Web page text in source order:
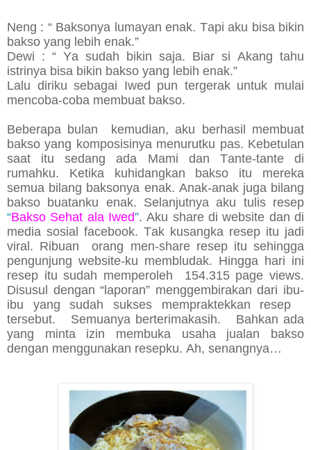
Neng : “ Baksonya lumayan enak. Tapi aku bisa bikin
bakso yang lebih enak.”
Dewi : “ Ya sudah bikin saja. Biar si Akang tahu
istrinya bisa bikin bakso yang lebih enak.”
Lalu diriku sebagai Iwed pun tergerak untuk mulai
mencoba-coba membuat bakso.
Beberapa bulan kemudian, aku berhasil membuat
bakso yang komposisinya menurutku pas. Kebetulan
saat itu sedang ada Mami dan Tante-tante di
rumahku. Ketika kuhidangkan bakso itu mereka
semua bilang baksonya enak. Anak-anak juga bilang
bakso buatanku enak. Selanjutnya aku tulis resep
“Bakso Sehat ala Iwed”. Aku share di website dan di
media sosial facebook. Tak kusangka resep itu jadi
viral. Ribuan orang men-share resep itu sehingga
pengunjung website-ku membludak. Hingga hari ini
resep itu sudah memperoleh 154.315 page views.
Disusul dengan “laporan” menggembirakan dari ibu-
ibu yang sudah sukses mempraktekkan resep
tersebut. Semuanya berterimakasih. Bahkan ada
yang minta izin membuka usaha jualan bakso
dengan menggunakan resepku. Ah, senangnya…